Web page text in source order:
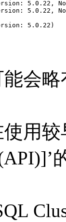
会
用